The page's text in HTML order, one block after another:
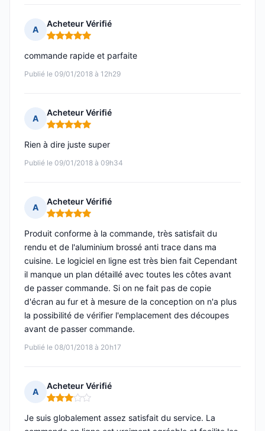
A
Acheteur Vérifié
Note : 5 sur 5
Publié le 09/01/2018 à 12h29
commande rapide et parfaite
A
Acheteur Vérifié
Note : 5 sur 5
Publié le 09/01/2018 à 09h34
Rien à dire juste super
A
Acheteur Vérifié
Note : 5 sur 5
Publié le 08/01/2018 à 20h17
Produit conforme à la commande, très satisfait du
rendu et de l'aluminium brossé anti trace dans ma
cuisine. Le logiciel en ligne est très bien fait Cependant
il manque un plan détaillé avec toutes les côtes avant
de passer commande. Si on ne fait pas de copie
d'écran au fur et à mesure de la conception on n'a plus
la possibilité de vérifier l'emplacement des découpes
avant de passer commande.
A
Acheteur Vérifié
Note : 3 sur 5
Je suis globalement assez satisfait du service. La